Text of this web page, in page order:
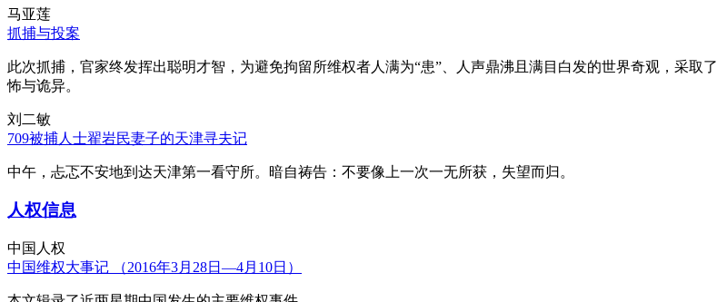
马亚莲
抓捕与投案
此次抓捕，官家终发挥出聪明才智，为避免拘留所维权者人满为“患”、人声鼎沸且满目白发的世界奇观，采
怖与诡异。
刘二敏
709被捕人士翟岩民妻子的天津寻夫记
中午，忐忑不安地到达天津第一看守所。暗自祷告：不要像上一次一无所获，失望而归。
人权信息
中国人权
中国维权大事记 （2016年3月28日—4月10日）